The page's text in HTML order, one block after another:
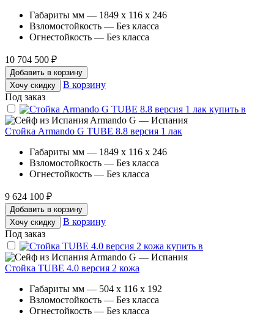
Габариты мм — 1849 x 116 x 246
Взломостойкость — Без класса
Огнестойкость — Без класса
10 704 500 ₽
Добавить в корзину
Хочу скидку
В корзину
Под заказ
Armando G — Испания
Стойка Armando G TUBE 8.8 версия 1 лак
Габариты мм — 1849 x 116 x 246
Взломостойкость — Без класса
Огнестойкость — Без класса
9 624 100 ₽
Добавить в корзину
Хочу скидку
В корзину
Под заказ
Armando G — Испания
Стойка TUBE 4.0 версия 2 кожа
Габариты мм — 504 x 116 x 192
Взломостойкость — Без класса
Огнестойкость — Без класса